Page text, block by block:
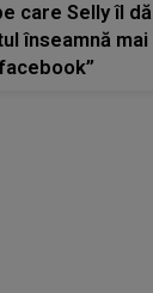
care Selly îl dă
înseamnă mai